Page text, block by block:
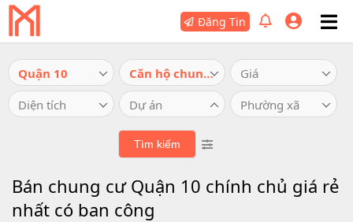
Đăng Tin
Quận 10 Căn hộ chung cư
Giá
Diện tích
Dự án Phường xã
Bán chung cư Quận 10 chính chủ giá rẻ
nhất có ban công